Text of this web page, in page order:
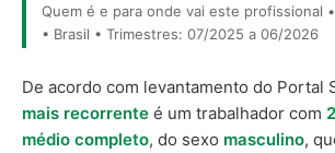
Quem é e para onde vai este profissional
• Brasil • Trimestres: 07/2025 a 06/2026
De acordo com levantamento do Portal
mais recorrente é um trabalhador com
médio completo, do sexo masculino,